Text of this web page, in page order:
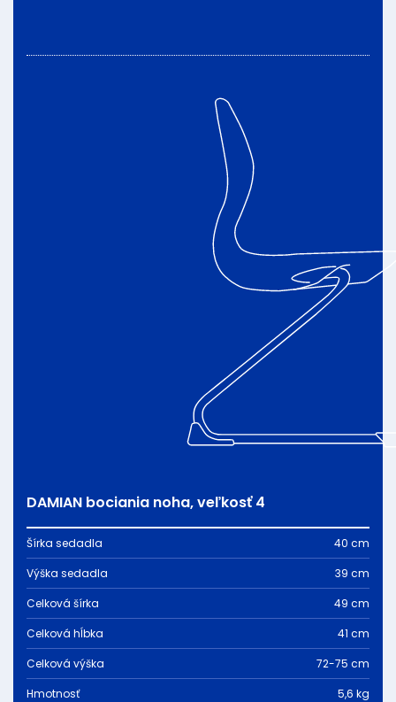
DAMIAN bociania noha, veľkosť 4
Šírka sedadla
40 cm
Výška sedadla
39 cm
Celková šírka
49 cm
Celková hĺbka
41 cm
Celková výška
72-75 cm
Hmotnosť
5,6 kg